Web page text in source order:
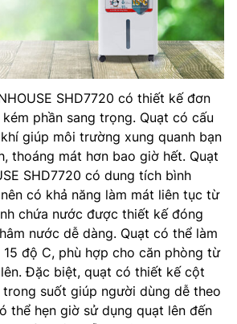
SHD7720 có thiết kế đơn
phần sang trọng. Quạt có cấu
giúp môi trường xung quanh bạn
thoáng mát hơn bao giờ hết. Quạt
SHD7720 có dung tích bình
có khả năng làm mát liên tục từ
chứa nước được thiết kế đóng
nước dễ dàng. Quạt có thể làm
độ C, phù hợp cho căn phòng từ
Đặc biệt, quạt có thiết kế cột
suốt giúp người dùng dễ theo
thể hẹn giờ sử dụng quạt lên đến